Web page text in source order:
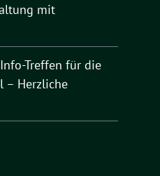
mit
Info-Treffen für die
– Herzliche